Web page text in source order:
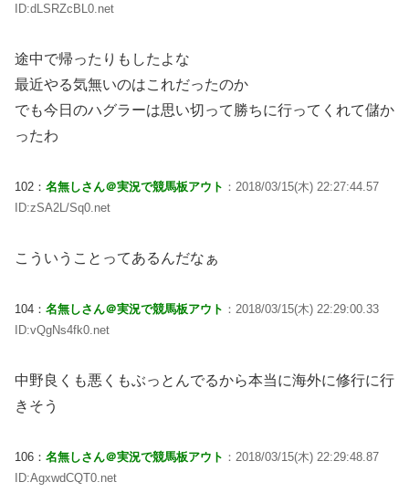
ID:dLSRZcBL0.net
途中で帰ったりもしたよな
最近やる気無いのはこれだったのか
でも今日のハグラーは思い切って勝ちに行ってくれて儲か
ったわ
102： 名無しさん＠実況で競馬板アウト ：2018/03/15(木) 22:27:44.57
ID:zSA2L/Sq0.net
こういうことってあるんだなぁ
104： 名無しさん＠実況で競馬板アウト ：2018/03/15(木) 22:29:00.33
ID:vQgNs4fk0.net
中野良くも悪くもぶっとんでるから本当に海外に修行に行
きそう
106： 名無しさん＠実況で競馬板アウト ：2018/03/15(木) 22:29:48.87
ID:AgxwdCQT0.net